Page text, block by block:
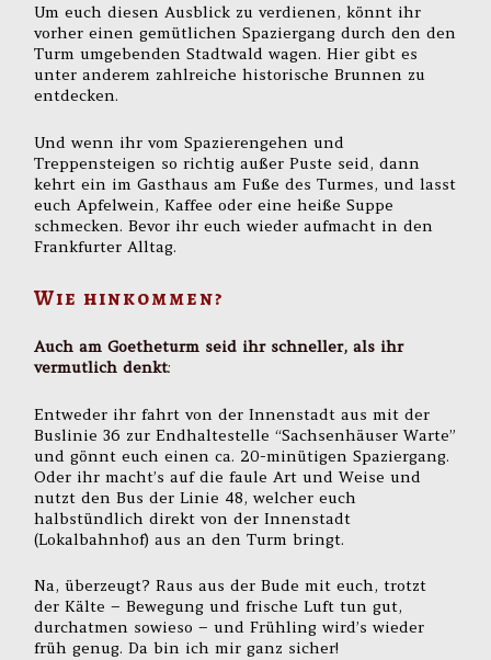
Um euch diesen Ausblick zu verdienen, könnt ihr
vorher einen gemütlichen Spaziergang durch den den
Turm umgebenden Stadtwald wagen. Hier gibt es
unter anderem zahlreiche historische Brunnen zu
entdecken.
Und wenn ihr vom Spazierengehen und
Treppensteigen so richtig außer Puste seid, dann
kehrt ein im Gasthaus am Fuße des Turmes, und lasst
euch Apfelwein, Kaffee oder eine heiße Suppe
schmecken. Bevor ihr euch wieder aufmacht in den
Frankfurter Alltag.
Wie hinkommen?
Auch am Goetheturm seid ihr schneller, als ihr
vermutlich denkt:
Entweder ihr fahrt von der Innenstadt aus mit der
Buslinie 36 zur Endhaltestelle “Sachsenhäuser Warte”
und gönnt euch einen ca. 20-minütigen Spaziergang.
Oder ihr macht’s auf die faule Art und Weise und
nutzt den Bus der Linie 48, welcher euch
halbstündlich direkt von der Innenstadt
(Lokalbahnhof) aus an den Turm bringt.
Na, überzeugt? Raus aus der Bude mit euch, trotzt
der Kälte – Bewegung und frische Luft tun gut,
durchatmen sowieso – und Frühling wird’s wieder
früh genug. Da bin ich mir ganz sicher!